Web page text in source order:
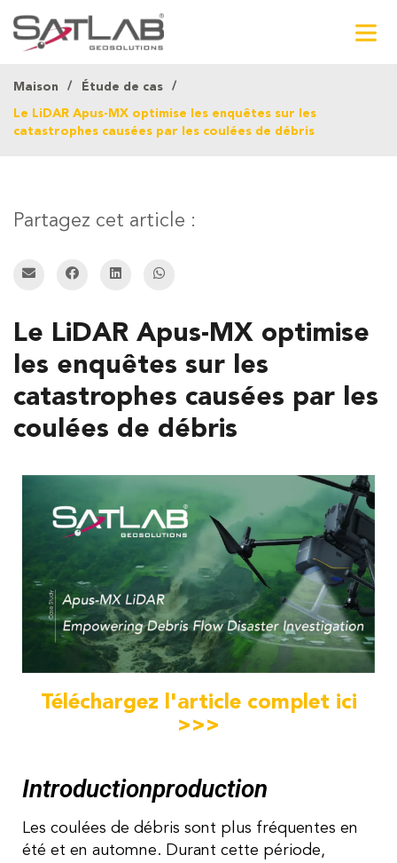
Maison Étude de cas
Le LiDAR Apus-MX optimise les enquêtes sur les
catastrophes causées par les coulées de débris
Partagez cet article :
Le LiDAR Apus-MX optimise
les enquêtes sur les
catastrophes causées par les
coulées de débris
Téléchargez l'article complet ici
>>>
Introductionproduction
Les coulées de débris sont plus fréquentes en
été et en automne. Durant cette période,